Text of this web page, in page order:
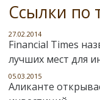
Ссылки по
27.02.2014
Financial Times
лучших мест для
05.03.2015
Аликанте